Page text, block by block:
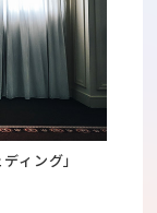
ィング」